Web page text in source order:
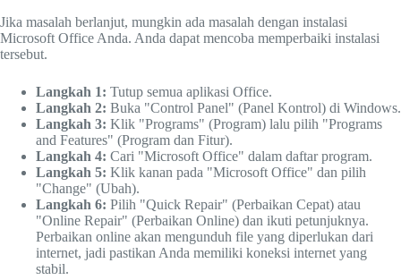
Jika masalah berlanjut, mungkin ada masalah dengan instalasi
Microsoft Office Anda. Anda dapat mencoba memperbaiki instalasi
tersebut.
Langkah 1: Tutup semua aplikasi Office.
Langkah 2: Buka "Control Panel" (Panel Kontrol) di Windows.
Langkah 3: Klik "Programs" (Program) lalu pilih "Programs
and Features" (Program dan Fitur).
Langkah 4: Cari "Microsoft Office" dalam daftar program.
Langkah 5: Klik kanan pada "Microsoft Office" dan pilih
"Change" (Ubah).
Langkah 6: Pilih "Quick Repair" (Perbaikan Cepat) atau
"Online Repair" (Perbaikan Online) dan ikuti petunjuknya.
Perbaikan online akan mengunduh file yang diperlukan dari
internet, jadi pastikan Anda memiliki koneksi internet yang
stabil.